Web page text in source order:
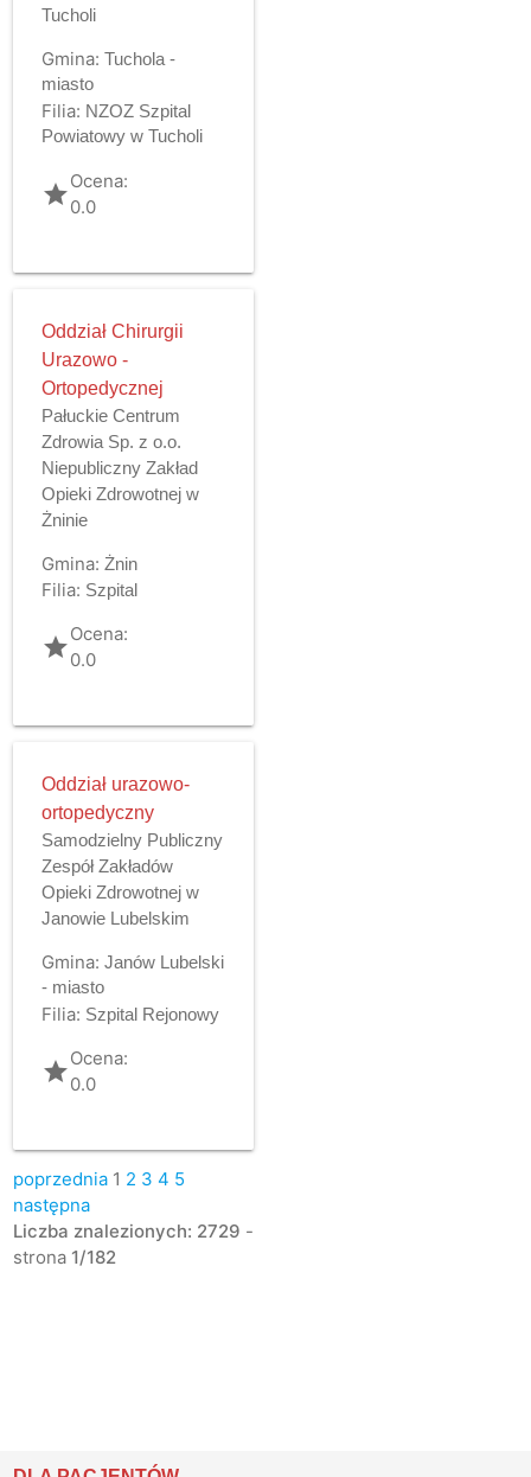
Tucholi
Gmina: Tuchola -
miasto
Filia: NZOZ Szpital
Powiatowy w Tucholi
gradeOcena:
0.0
Oddział Chirurgii
Urazowo -
Ortopedycznej
Pałuckie Centrum
Zdrowia Sp. z o.o.
Niepubliczny Zakład
Opieki Zdrowotnej w
Żninie
Gmina: Żnin
Filia: Szpital
gradeOcena:
0.0
Oddział urazowo-
ortopedyczny
Samodzielny Publiczny
Zespół Zakładów
Opieki Zdrowotnej w
Janowie Lubelskim
Gmina: Janów Lubelski
- miasto
Filia: Szpital Rejonowy
gradeOcena:
0.0
poprzednia 1 2 3 4 5
następna
Liczba znalezionych: 2729 -
strona 1/182